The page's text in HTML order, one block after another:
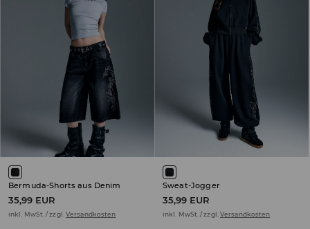
Bermuda-Shorts aus Denim
35,99 EUR
inkl. MwSt. / zzgl.Versandkosten
Sweat-Jogger
35,99 EUR
inkl. MwSt. / zzgl.Versandkosten